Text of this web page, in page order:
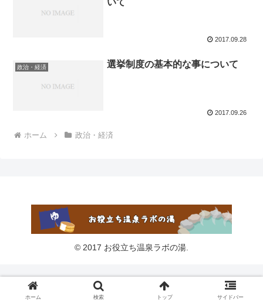
いて
2017.09.28
政治・経済 選挙制度の基本的な事について
2017.09.26
ホーム 政治・経済
© 2017 お役立ち温泉ラボの湯.
ホーム 検索 トップ サイドバー